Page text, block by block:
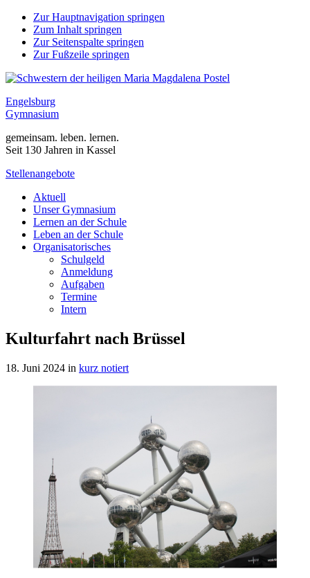
Zur Hauptnavigation springen
Zum Inhalt springen
Zur Seitenspalte springen
Zur Fußzeile springen
Engelsburg
Gymnasium
gemeinsam. leben. lernen.
Seit 130 Jahren in Kassel
Stellenangebote
Aktuell
Unser Gymnasium
Lernen an der Schule
Leben an der Schule
Organisatorisches
Schulgeld
Anmeldung
Aufgaben
Termine
Intern
Kulturfahrt nach Brüssel
18. Juni 2024 in kurz notiert